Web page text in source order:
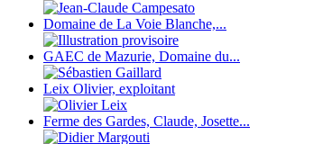
Domaine de La Voie Blanche,...
GAEC de Mazurie, Domaine du...
Leix Olivier, exploitant
Ferme des Gardes, Claude, Josette...